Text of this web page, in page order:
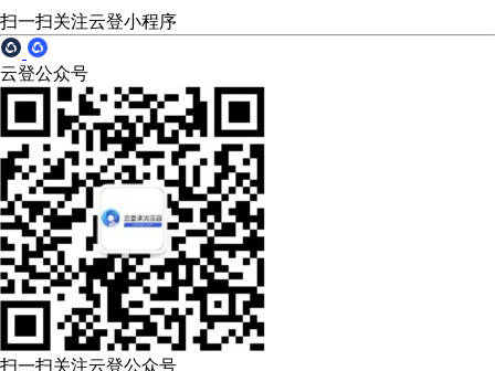
扫一扫关注云登小程序
云登公众号
扫一扫关注云登公众号